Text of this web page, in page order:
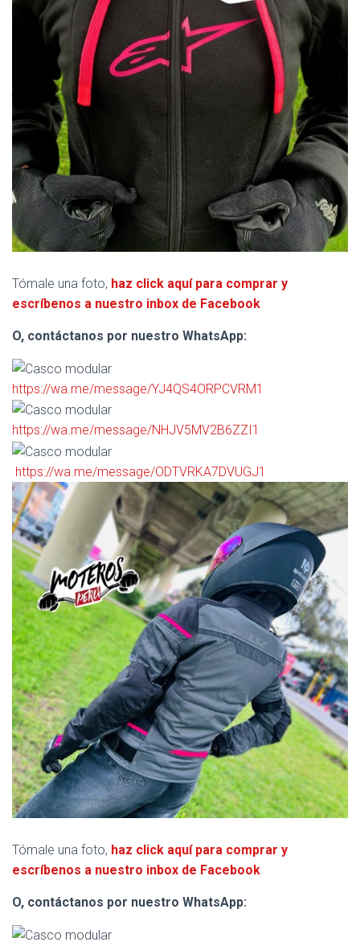
Tómale una foto, haz click aquí para comprar y
escríbenos a nuestro inbox de Facebook
O, contáctanos por nuestro WhatsApp:
https://wa.me/message/YJ4QS4ORPCVRM1
https://wa.me/message/NHJV5MV2B6ZZI1
https://wa.me/message/ODTVRKA7DVUGJ1
Tómale una foto, haz click aquí para comprar y
escríbenos a nuestro inbox de Facebook
O, contáctanos por nuestro WhatsApp: